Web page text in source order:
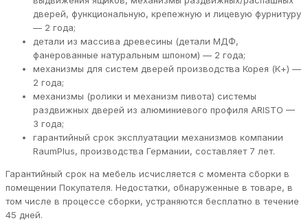
дверей, функциональную, крепежную и лицевую фурнитуру
— 2 года;
детали из массива древесины (детали МДФ,
фанерованные натуральным шпоном) — 2 года;
механизмы для систем дверей производства Корея (К+) —
2 года;
механизмы (ролики и механизм пивота) системы
раздвижных дверей из алюминиевого профиля ARISTO —
3 года;
гарантийный срок эксплуатации механизмов компании
RaumPlus, производства Германии, составляет 7 лет.
Гарантийный срок на мебель исчисляется с момента сборки в
помещении Покупателя. Недостатки, обнаруженные в товаре, в
том числе в процессе сборки, устраняются бесплатно в течение
45 дней.